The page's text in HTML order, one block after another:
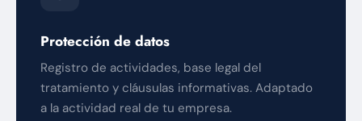
Protección de datos
Registro de actividades, base legal del
tratamiento y cláusulas informativas. Adaptado
a la actividad real de tu empresa.